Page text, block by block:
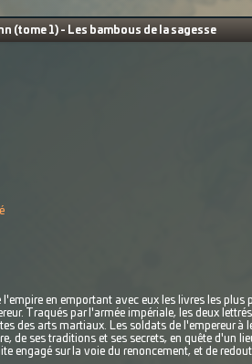
(tome 1) - Les bambous de la sagesse
en emportant avec eux les livres les plus
Traqués par l'armée impériale, les deux
des arts martiaux. Les soldats de l'empereur à
de ses traditions et ses secrets, en quête d'un
engagé sur la voie du renoncement, et de